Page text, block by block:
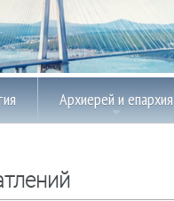
Архиерей и епархия